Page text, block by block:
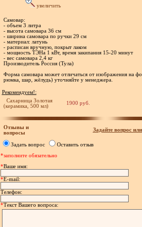
увеличить
Самовар:
- объем 3 литра
- высота самовара 36 см
- ширина самовара по ручки 29 см
- материал: латунь
- расписан вручную, покрыт лаком
- мощность ТЭНа 1 кВт, время закипания 15-20 минут
- вес самовара 2,4 кг
Производитель Россия (Тула)
Форма самовара может отличаться от изображения на
рюмка, шар, жёлудь) уточняйте у менеджера.
Рекомендуем!:
Сахарница Золотая
(керамика, 500 мл)
1900 руб.
Отзывы и
вопросы
Задайте вопрос
Задать вопрос
Оставить отзыв
*заполните обязательно
*Ваше имя:
*E-mail:
Телефон:
*Текст Вашего вопроса: